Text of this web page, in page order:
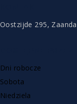
Oostzijde 295,
Dni robocze
Sobota
Niedziela